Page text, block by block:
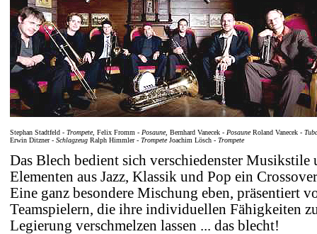
Stephan Stadtfeld - Trompete, Felix Fromm - Posaune, Bernhard Vanecek - Posaune Roland Vanecek -
Erwin Ditzner- Schlagzeug Ralph Himmler- Trompete Joachim Lösch - Trompete
Das Blech bedient sich verschiedenster
Elementen aus Jazz, Klassik und Pop ein
Eine ganz besondere Mischung eben, präsentiert
Teamspielern, die ihre individuellen Fähigkeiten
Legierung verschmelzen lassen ... das blecht!